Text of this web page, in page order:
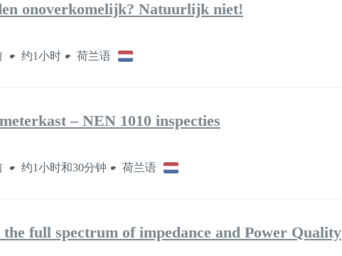
onoverkomelijk? Natuurlijk niet!
约1小时 荷兰语
– NEN 1010 inspecties
约1小时和30分钟 荷兰语
full spectrum of impedance and Power Quality